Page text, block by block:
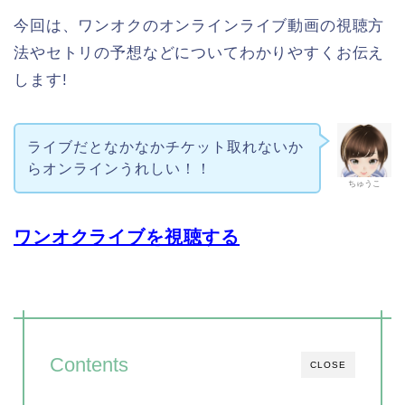
今回は、ワンオクのオンラインライブ動画の視聴方
法やセトリの予想などについてわかりやすくお伝え
します!
ちゅうこ
ライブだとなかなかチケット取れないか
らオンラインうれしい！！
ワンオクライブを視聴する
CLOSE
Contents